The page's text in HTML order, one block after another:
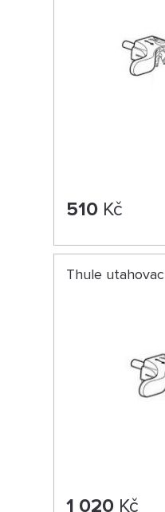
510 Kč
Thule
1 020 Kč